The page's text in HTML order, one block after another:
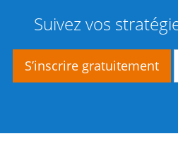
Suivez vos
S’inscrire gratuitement